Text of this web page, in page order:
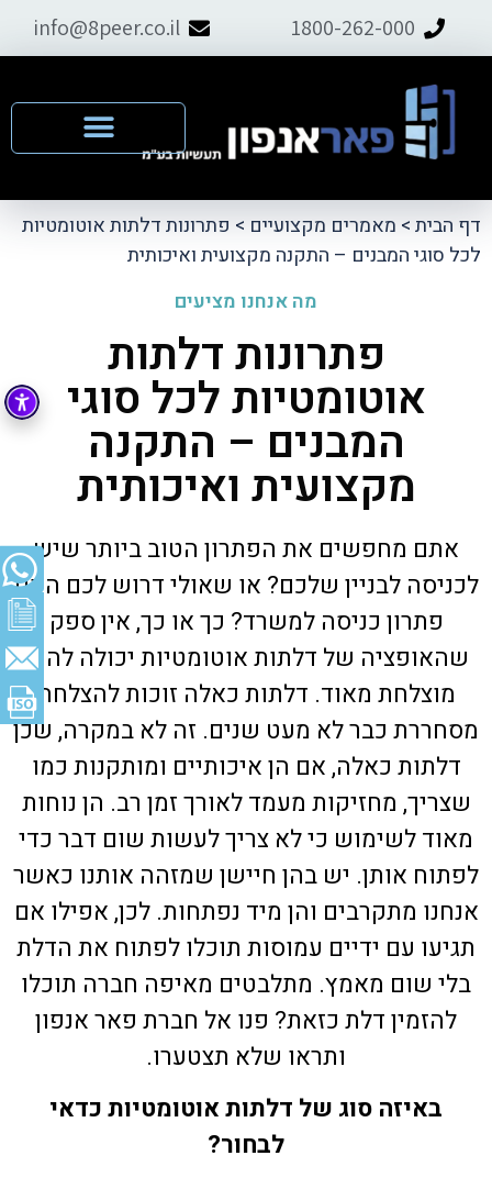
1800-262-000
info@8peer.co.il
דף הבית> מאמרים מקצועיים > פתרונות דלתות אוטומטיות
לכל סוגי המבנים – התקנה מקצועית ואיכותית
מה אנחנו מציעים
פתרונות דלתות
אוטומטיות לכל סוגי
המבנים – התקנה
מקצועית ואיכותית
אתם מחפשים את הפתרון הטוב ביותר שיש
לכניסה לבניין שלכם? או שאולי דרוש לכם היום
פתרון כניסה למשרד? כך או כך, אין ספק
שהאופציה של דלתות אוטומטיות יכולה להית
מוצלחת מאוד. דלתות כאלה זוכות להצלחה
מסחררת כבר לא מעט שנים. זה לא במקרה, שכן
דלתות כאלה, אם הן איכותיים ומותקנות כמו
שצריך, מחזיקות מעמד לאורך זמן רב. הן נוחות
מאוד לשימוש כי לא צריך לעשות שום דבר כדי
לפתוח אותן. יש בהן חיישן שמזהה אותנו כאשר
אנחנו מתקרבים והן מיד נפתחות. לכן, אפילו אם
תגיעו עם ידיים עמוסות תוכלו לפתוח את הדלת
בלי שום מאמץ. מתלבטים מאיפה חברה תוכלו
להזמין דלת כזאת? פנו אל חברת פאר אנפון
ותראו שלא תצטערו.
באיזה סוג של דלתות אוטומטיות כדאי
לבחור?